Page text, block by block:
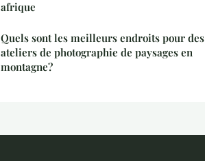
afrique
Quels sont les meilleurs endroits pour des
ateliers de photographie de paysages en
montagne?